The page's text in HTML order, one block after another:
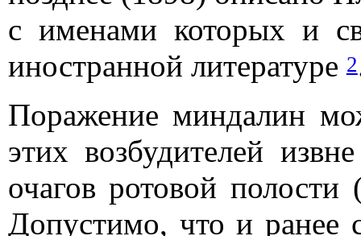
с именами которых и
иностранной литературе2
Поражение миндалин
этих возбудителей
очагов ротовой полости
Допустимо, что и ранее